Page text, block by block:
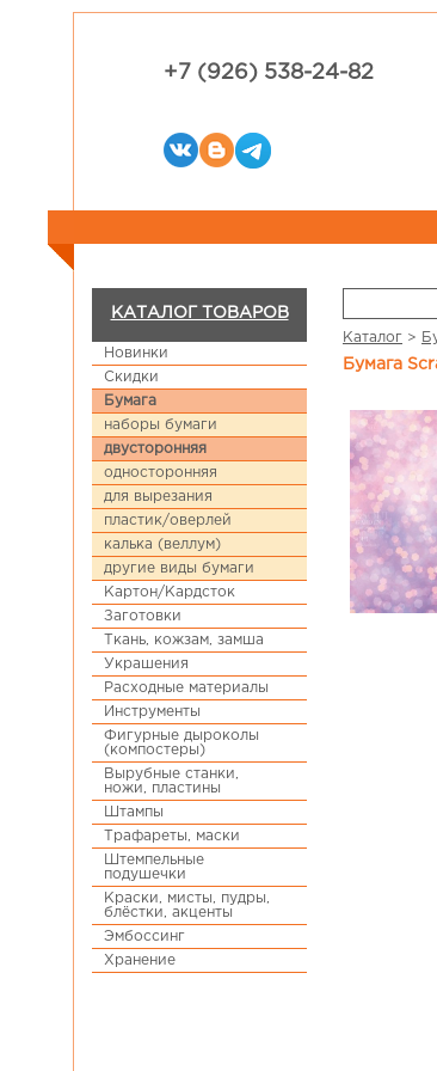
+7 (926) 538-24-82
КАТАЛОГ ТОВАРОВ
Новинки
Скидки
Бумага
наборы бумаги
двусторонняя
односторонняя
для вырезания
пластик/оверлей
калька (веллум)
другие виды бумаги
Картон/Кардсток
Заготовки
Ткань, кожзам, замша
Украшения
Расходные материалы
Инструменты
Фигурные дыроколы
(компостеры)
Вырубные станки,
ножи, пластины
Штампы
Трафареты, маски
Штемпельные
подушечки
Краски, мисты, пудры,
блёстки, акценты
Эмбоссинг
Хранение
Каталог >
Бумага